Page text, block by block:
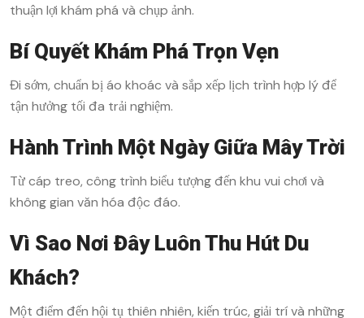
thuận lợi khám phá và chụp ảnh.
Bí Quyết Khám Phá Trọn Vẹn
Đi sớm, chuẩn bị áo khoác và sắp xếp lịch trình hợp lý để
tận hưởng tối đa trải nghiệm.
Hành Trình Một Ngày Giữa Mây Trời
Từ cáp treo, công trình biểu tượng đến khu vui chơi và
không gian văn hóa độc đáo.
Vì Sao Nơi Đây Luôn Thu Hút Du
Khách?
Một điểm đến hội tụ thiên nhiên, kiến trúc, giải trí và những